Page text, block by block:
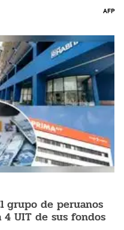
AFP
grupo de peruanos
UIT de sus fondos